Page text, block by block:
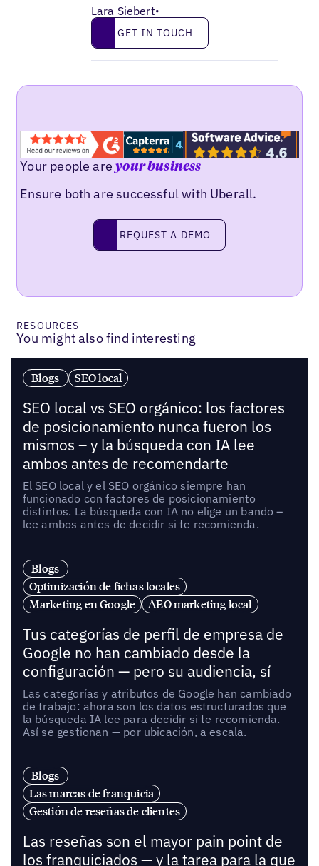
Lara Siebert•
Get in touch
GET IN TOUCH
Your people areyour business
Ensure both are successful with Uberall.
Request a demo
REQUEST A DEMO
RESOURCES
You might also find interesting
Blogs SEO local
SEO local vs SEO orgánico: los factores
de posicionamiento nunca fueron los
mismos – y la búsqueda con IA lee
ambos antes de recomendarte
El SEO local y el SEO orgánico siempre han
funcionado con factores de posicionamiento
distintos. La búsqueda con IA no elige un bando –
lee ambos antes de decidir si te recomienda.
Blogs
Optimización de fichas locales
Marketing en Google
AEO marketing local
Tus categorías de perfil de empresa de
Google no han cambiado desde la
configuración — pero su audiencia, sí
Las categorías y atributos de Google han cambiado
de trabajo: ahora son los datos estructurados que
la búsqueda IA lee para decidir si te recomienda.
Así se gestionan — por ubicación, a escala.
Blogs
Las marcas de franquicia
Gestión de reseñas de clientes
Las reseñas son el mayor pain point de
los franquiciados — y la tarea para la que